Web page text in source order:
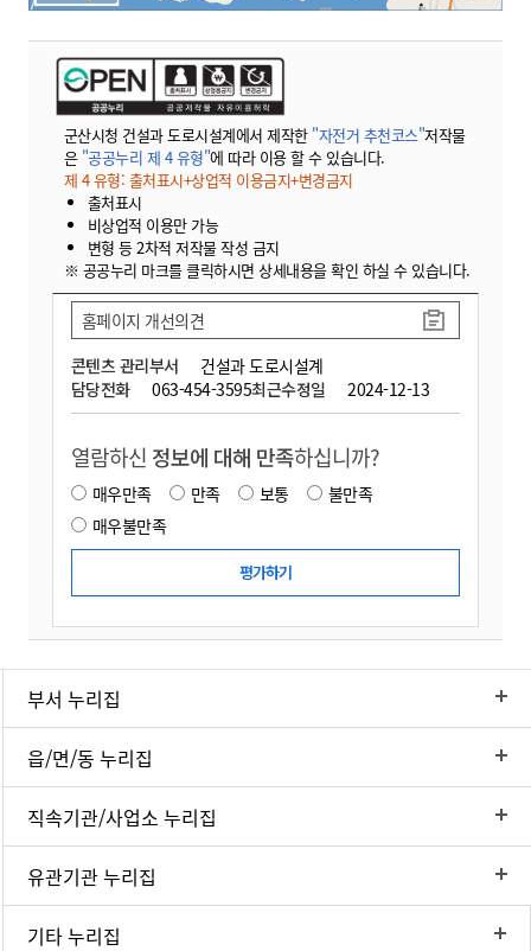
군산시청 건설과 도로시설계에서 제작한 "자전거 추천코스"저작물
은 "공공누리 제 4 유형"에 따라 이용 할 수 있습니다.
제 4 유형: 출처표시+상업적 이용금지+변경금지
출처표시
비상업적 이용만 가능
변형 등 2차적 저작물 작성 금지
※ 공공누리 마크를 클릭하시면 상세내용을 확인 하실 수 있습니다.
콘텐츠 관리부서
건설과 도로시설계
담당전화
063-454-3595최근수정일 2024-12-13
홈페이지 개선의견
열람하신 정보에 대해 만족하십니까?
매우만족 만족 보통
불만족
매우불만족
부서 누리집
읍/면/동 누리집
직속기관/사업소 누리집
유관기관 누리집
기타 누리집